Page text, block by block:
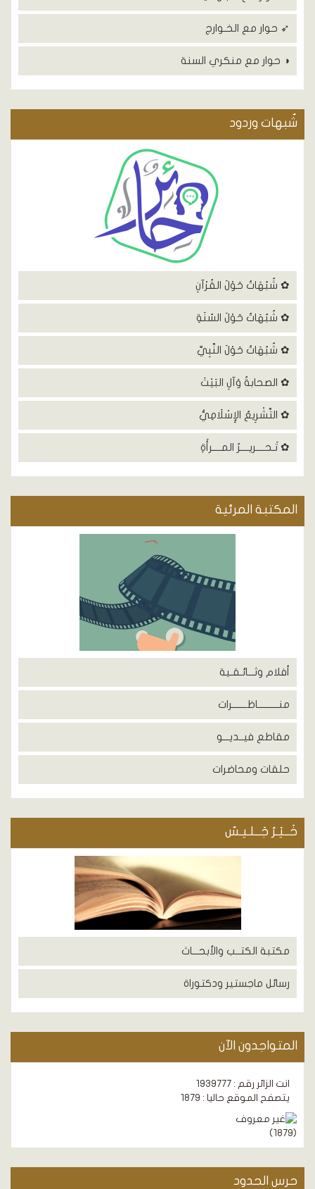
➶ حوار مع الخـوارج
◑ حوار مع منكري السنة
شٌبهات وردود
✿ شُبُهَاتٌ حَوْلَ القُرْآنِ
✿ شُبُهَاتٌ حَوْلَ السُنَةِ
✿ شُبُهَاتٌ حَوْلَ النَّبِيِّ
✿ الصحابةُ وَآلِ البَيْتَ
✿ التَّشْرِيعُ الإِسْلَامِيُّ
✿ تَـحــــريــــرُ المــــرأَةِ
المكتبة المرئية
أفلام وثـــائـقـية
منــــــــــاظـــــــرات
مقاطع فيــديـــو
حلقات ومحاضرات
خَــيْـرُ جَــلـيـسٌ
مكتبة الكتــب والأبحـــاث
رسائل ماجستير ودكتوراة
المتواجدون الآن
انت الزائر رقم : 1939777
يتصفح الموقع حاليا : 1879
(
1879
)
حرس الحدود